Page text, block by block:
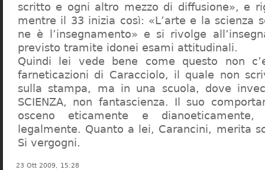
scritto e ogni altro mezzo di diffusione», e
mentre il 33 inizia così: «L’arte e la scienza
ne è l’insegnamento» e si rivolge
previsto tramite idonei esami attitudinali.
Quindi lei vede bene come questo non
farneticazioni di Caracciolo, il quale non
sulla stampa, ma in una scuola, dove
SCIENZA, non fantascienza. Il suo
osceno eticamente e dianoeticamente,
legalmente. Quanto a lei, Carancini, merita
Si vergogni.
23 Ott 2009, 15:28